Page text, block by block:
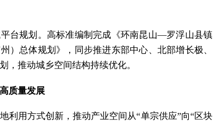
台规划。高标准编制完成《环南昆山—罗浮山县镇
）总体规划》，同步推进东部中心、北部增长极、
，推动城乡空间结构持续优化。
质量发展
利用方式创新，推动产业空间从“单宗供应”向“区块